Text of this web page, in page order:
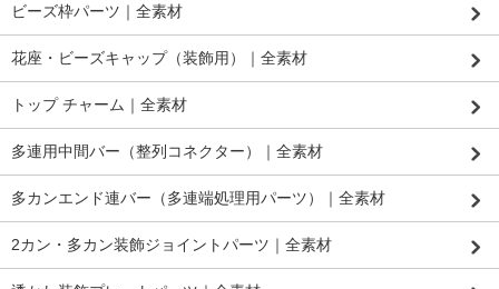
ビーズ枠パーツ｜全素材
花座・ビーズキャップ（装飾用）｜全素材
トップ チャーム｜全素材
多連用中間バー（整列コネクター）｜全素材
多カンエンド連バー（多連端処理用パーツ）｜全素材
2カン・多カン装飾ジョイントパーツ｜全素材